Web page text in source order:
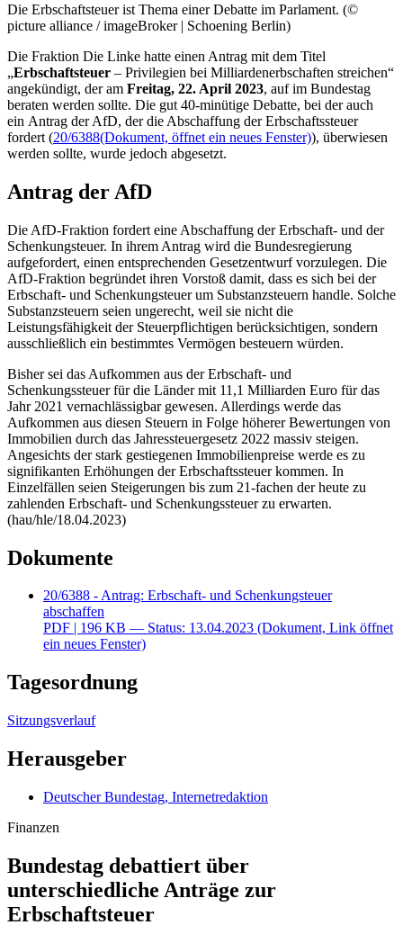
Die Erbschaftsteuer ist Thema einer Debatte im Parlament. (©
picture alliance / imageBroker | Schoening Berlin)
Die Fraktion Die Linke hatte einen Antrag mit dem Titel
„Erbschaftsteuer – Privilegien bei Milliardenerbschaften streichen“
angekündigt, der am Freitag, 22. April 2023, auf im Bundestag
beraten werden sollte. Die gut 40-minütige Debatte, bei der auch
ein Antrag der AfD, der die Abschaffung der Erbschaftssteuer
fordert (20/6388(Dokument, öffnet ein neues Fenster)), überwiesen
werden sollte, wurde jedoch abgesetzt.
Antrag der AfD
Die AfD-Fraktion fordert eine Abschaffung der Erbschaft- und der
Schenkungsteuer. In ihrem Antrag wird die Bundesregierung
aufgefordert, einen entsprechenden Gesetzentwurf vorzulegen. Die
AfD-Fraktion begründet ihren Vorstoß damit, dass es sich bei der
Erbschaft- und Schenkungsteuer um Substanzsteuern handle. Solche
Substanzsteuern seien ungerecht, weil sie nicht die
Leistungsfähigkeit der Steuerpflichtigen berücksichtigen, sondern
ausschließlich ein bestimmtes Vermögen besteuern würden.
Bisher sei das Aufkommen aus der Erbschaft- und
Schenkungssteuer für die Länder mit 11,1 Milliarden Euro für das
Jahr 2021 vernachlässigbar gewesen. Allerdings werde das
Aufkommen aus diesen Steuern in Folge höherer Bewertungen von
Immobilien durch das Jahressteuergesetz 2022 massiv steigen.
Angesichts der stark gestiegenen Immobilienpreise werde es zu
signifikanten Erhöhungen der Erbschaftssteuer kommen. In
Einzelfällen seien Steigerungen bis zum 21-fachen der heute zu
zahlenden Erbschaft- und Schenkungssteuer zu erwarten.
(hau/hle/18.04.2023)
Dokumente
20/6388 - Antrag: Erbschaft- und Schenkungsteuer
abschaffen
PDF | 196 KB — Status: 13.04.2023 (Dokument, Link öffnet
ein neues Fenster)
Tagesordnung
Sitzungsverlauf
Herausgeber
Deutscher Bundestag, Internetredaktion
Finanzen
Bundestag debattiert über
unterschiedliche Anträge zur
Erbschaftsteuer